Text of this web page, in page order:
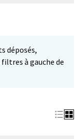
déposés,
à gauche de